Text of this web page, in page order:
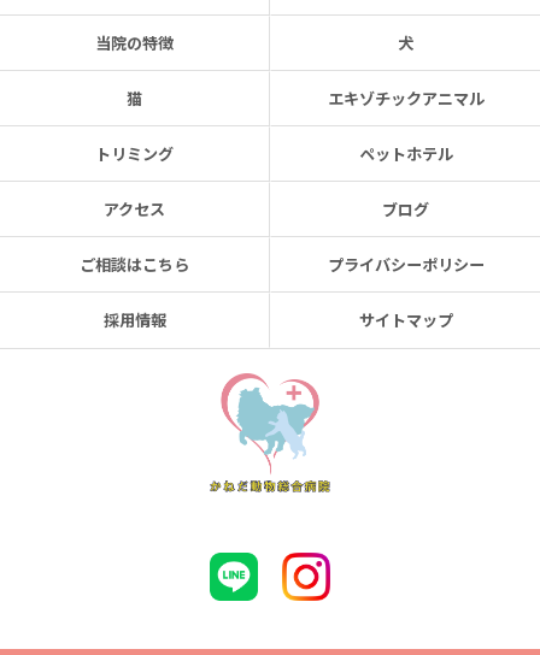
当院の特徴 犬
猫 エキゾチックアニマル
トリミング ペットホテル
アクセス ブログ
ご相談はこちら プライバシーポリシー
採用情報 サイトマップ